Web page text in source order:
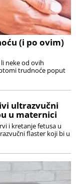
(i po ovim)
neke od ovih
trudnoće poput
ultrazvučni
u maternici
i kretanje fetusa u
flaster koji bi u